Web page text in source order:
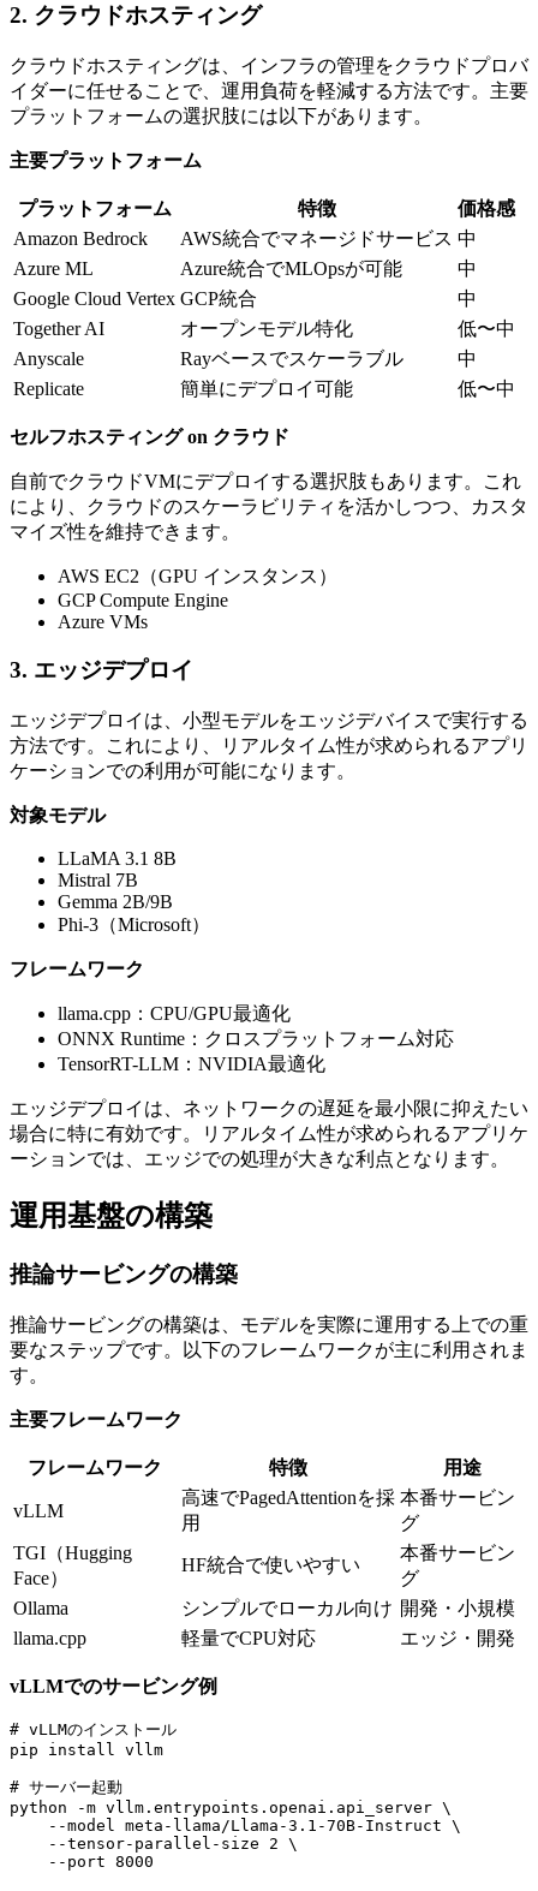
2. クラウドホスティング
クラウドホスティングは、インフラの管理をクラウドプロバ
イダーに任せることで、運用負荷を軽減する方法です。主要
プラットフォームの選択肢には以下があります。
主要プラットフォーム
プラットフォーム 特徴
価格感
Amazon Bedrock
AWS統合でマネージドサービス 中
Azure ML
Azure統合でMLOpsが可能
中
Google Cloud Vertex GCP統合
中
Together AI
オープンモデル特化
低〜中
Anyscale
Rayベースでスケーラブル
中
Replicate
簡単にデプロイ可能 低〜中
セルフホスティング on クラウド
自前でクラウドVMにデプロイする選択肢もあります。これ
により、クラウドのスケーラビリティを活かしつつ、カスタ
マイズ性を維持できます。
AWS EC2（GPU インスタンス）
GCP Compute Engine
Azure VMs
3. エッジデプロイ
エッジデプロイは、小型モデルをエッジデバイスで実行する
方法です。これにより、リアルタイム性が求められるアプリ
ケーションでの利用が可能になります。
対象モデル
LLaMA 3.1 8B
Mistral 7B
Gemma 2B/9B
Phi-3（Microsoft）
フレームワーク
llama.cpp：CPU/GPU最適化
ONNX Runtime：クロスプラットフォーム対応
TensorRT-LLM：NVIDIA最適化
エッジデプロイは、ネットワークの遅延を最小限に抑えたい
場合に特に有効です。リアルタイム性が求められるアプリケ
ーションでは、エッジでの処理が大きな利点となります。
運用基盤の構築
推論サービングの構築
推論サービングの構築は、モデルを実際に運用する上での重
要なステップです。以下のフレームワークが主に利用されま
す。
主要フレームワーク
フレームワーク 特徴 用途
vLLM
高速でPagedAttentionを採
用
本番サービン
グ
TGI（Hugging
Face）
HF統合で使いやすい
本番サービン
グ
Ollama
シンプルでローカル向け 開発・小規模
llama.cpp
軽量でCPU対応 エッジ・開発
vLLMでのサービング例
# vLLMのインストール
pip install vllm
# サーバー起動
python -m vllm.entrypoints.openai.api_server \
    --model meta-llama/Llama-3.1-70B-Instruct \
    --tensor-parallel-size 2 \